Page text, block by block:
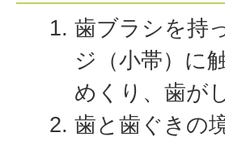
歯ブラシを持
ジ（小帯）に
めくり、歯が
歯と歯ぐきの